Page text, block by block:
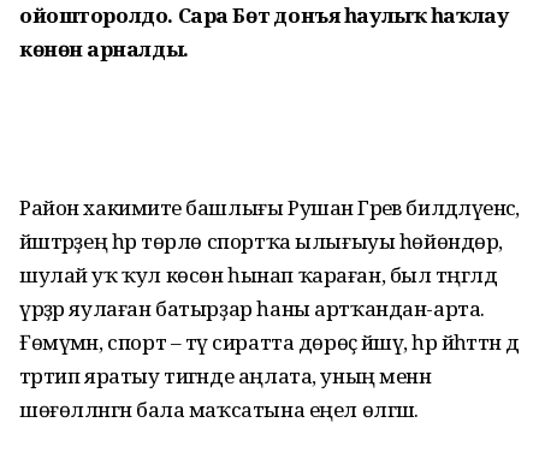
ойошторолдо. Сара Бөтә донъя һаулыҡ һаҡлау
көнөнә арналды.
Район хакимиәте башлығы Рушан Гәрәев билдәләүенсә,
йәштәрҙең һәр төрлө спортҡа ылығыуы һөйөндөрә,
шулай уҡ ҡул көсөн һынап ҡараған, был тәңгәлдә
үрҙәр яулаған батырҙар һаны артҡандан-арта.
Ғөмүмән, спорт – тәү сиратта дөрөҫ йәшәү, һәр йәһәттән дә
тәртип яратыу тигәнде аңлата, уның менән
шөғөлләнгән бала маҡсатына еңел өлгәшә.